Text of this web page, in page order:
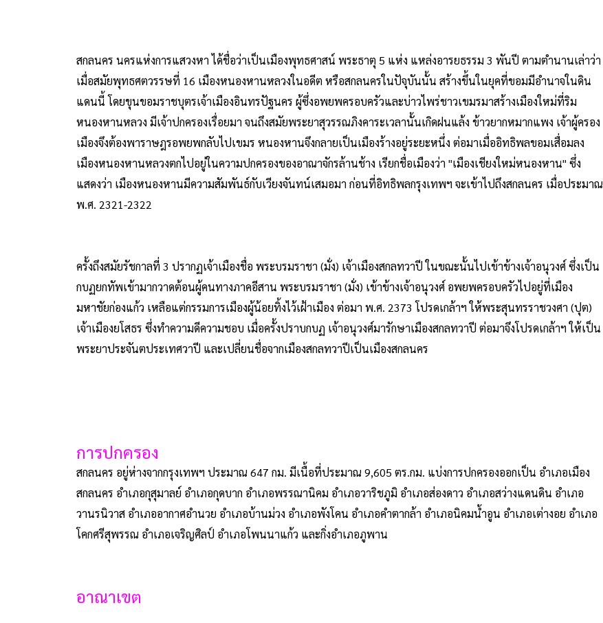
สกลนคร นครแห่งการแสวงหา ได้ชื่อว่าเป็นเมืองพุทธศาสน์ พระธาตุ 5 แห่ง แหล่งอารยธรรม 3 พันปี ตามตำนานเล่าว่า
เมื่อสมัยพุทธศตวรรษที่ 16 เมืองหนองหานหลวงในอดีต หรือสกลนครในปัจุบันนั้น สร้างขึ้นในยุคที่ขอมมีอำนาจในดิน
แดนนี้ โดยขุนขอมราชบุตรเจ้าเมืองอินทรปัฐนคร ผู้ซึ่งอพยพครอบครัวและบ่าวไพร่ชาวเขมรมาสร้างเมืองใหม่ที่ริม
หนองหานหลวง มีเจ้าปกครองเรื่อยมา จนถึงสมัยพระยาสุวรรณภิงคาระเวลานั้นเกิดฝนแล้ง ข้าวยากหมากแพง เจ้าผู้ครอง
เมืองจึงต้องพาราษฎรอพยพกลับไปเขมร หนองหานจึงกลายเป็นเมืองร้างอยู่ระยะหนึ่ง ต่อมาเมื่ออิทธิพลขอมเสื่อมลง
เมืองหนองหานหลวงตกไปอยู่ในความปกครองของอาณาจักรล้านช้าง เรียกชื่อเมืองว่า "เมืองเชียงใหม่หนองหาน" ซึ่ง
แสดงว่า เมืองหนองหานมีความสัมพันธ์กับเวียงจันทน์เสมอมา ก่อนที่อิทธิพลกรุงเทพฯ จะเข้าไปถึงสกลนคร เมื่อประมาณ
พ.ศ. 2321-2322
ครั้งถึงสมัยรัชกาลที่ 3 ปรากฏเจ้าเมืองชื่อ พระบรมราชา (มั่ง) เจ้าเมืองสกลทวาปี ในขณะนั้นไปเข้าข้างเจ้าอนุวงศ์ ซึ่งเป็น
กบฏยกทัพเข้ามากวาดต้อนผู้คนทางภาคอีสาน พระบรมราชา (มั่ง) เข้าข้างเจ้าอนุวงศ์ อพยพครอบครัวไปอยู่ที่เมือง
มหาชัยก่องแก้ว เหลือแต่กรรมการเมืองผู้น้อยทิ้งไว้เฝ้าเมือง ต่อมา พ.ศ. 2373 โปรดเกล้าฯ ให้พระสุนทรราชวงศา (ปุต)
เจ้าเมืองยโสธร ซึ่งทำความดีความชอบ เมื่อครั้งปราบกบฏ เจ้าอนุวงศ์มารักษาเมืองสกลทวาปี ต่อมาจึงโปรดเกล้าฯ ให้เป็น
พระยาประจันตประเทศวาปี และเปลี่ยนชื่อจากเมืองสกลทวาปีเป็นเมืองสกลนคร
การปกครอง
สกลนคร อยู่ห่างจากกรุงเทพฯ ประมาณ 647 กม. มีเนื้อที่ประมาณ 9,605 ตร.กม. แบ่งการปกครองออกเป็น อำเภอเมือง
สกลนคร อำเภอกุสุมาลย์ อำเภอกุดบาก อำเภอพรรณานิคม อำเภอวาริชภูมิ อำเภอส่องดาว อำเภอสว่างแดนดิน อำเภอ
วานรนิวาส อำเภออากาศอำนวย อำเภอบ้านม่วง อำเภอพังโคน อำเภอคำตากล้า อำเภอนิคมน้ำอูน อำเภอเต่างอย อำเภอ
โคกศรีสุพรรณ อำเภอเจริญศิลป์ อำเภอโพนนาแก้ว และกิ่งอำเภอภูพาน
อาณาเขต